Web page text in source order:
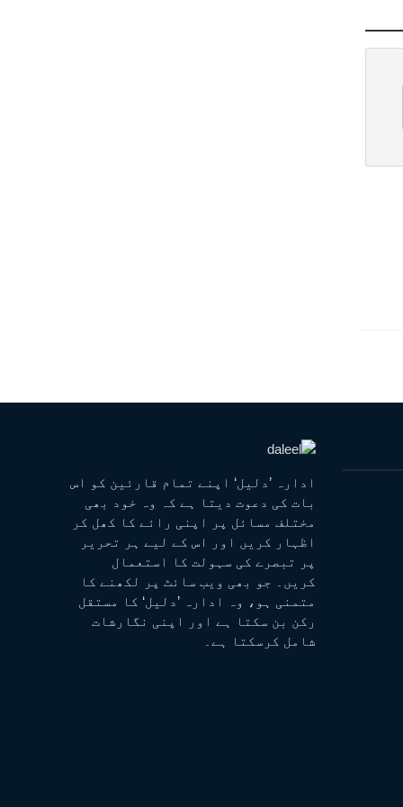
ادارہ ’دلیل‘ اپنے تمام قارئین کو اس
بات کی دعوت دیتا ہے کہ وہ خود بھی
مختلف مسائل پر اپنی رائے کا کھل کر
اظہار کریں اور اس کے لیے ہر تحریر
پر تبصرے کی سہولت کا استعمال
کریں۔ جو بھی ویب سائٹ پر لکھنے کا
متمنی ہو، وہ ادارہ ’دلیل‘ کا مستقل
رکن بن سکتا ہے اور اپنی نگارشات
شامل کرسکتا ہے۔